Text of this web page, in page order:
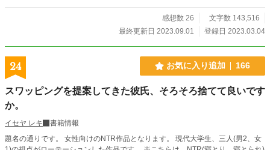
そんな風にリーゼは胸をときめかせていた。 ところがある日、リーゼの元に何
故か「王子の婚約者選抜試験」の知らせが届く。 自分の元に来る理由が分から
で選抜試験への参加を決意する。 ところが、気がついた時には全裸で知らない
部屋のベッドに寝かされていた……！？ しかも、その横にはあろうことかエド
ヴィン王子が全裸で寝ていて……。 「やっとお前を手に入れた」 と言ってくる
エドヴィン王子だったが 「冗談じゃない！私とのカップリングなんて萌えな
い、断固拒否！」 と逃げ帰ったリーゼ。 その日からエドヴィン王子から怒涛の
アプローチが始まるだけでなく、妊娠も発覚してしまい……？ この話は「推し
選ばない」エドヴィン王子の間で巻き起こる、ラブバトルコメディだったりす
る……。 ＜登場人物＞ リーゼ・ブラウニー 男爵令嬢 18歳 推しカプに人生
を捧げる決意をした、恋愛小説家志望。 自分と他人のカップリングなんて見た
感想数 26
文字数 143,516
最終更新日 2023.09.01
登録日 2023.03.04
24 お気に入り追加 166
スワッピングを提案してきた彼氏、そろそろ捨てて良いです
か。
イセヤ レキ
書籍情報
題名の通りです。 女性向けのNTR作品となります。 現代大学生、三人(男2、女